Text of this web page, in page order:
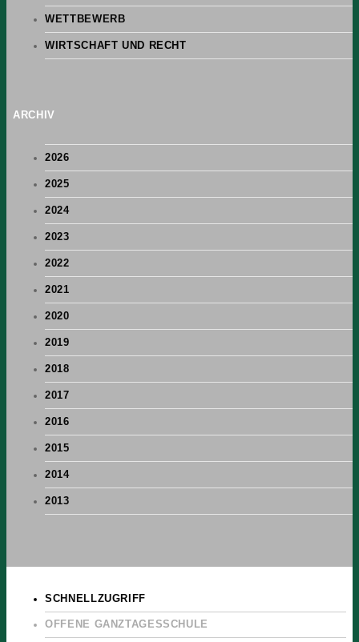
WETTBEWERB
WIRTSCHAFT UND RECHT
ARCHIV
2026
2025
2024
2023
2022
2021
2020
2019
2018
2017
2016
2015
2014
2013
SCHNELLZUGRIFF
OFFENE GANZTAGESSCHULE